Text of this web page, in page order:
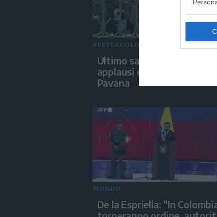
SPETTACOLO
Ultimo saluto a Guccini tra
applausi e commozione a
Pavana
MONDO
De la Espriella: "In